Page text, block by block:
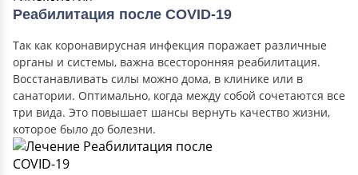
Реабилитация после COVID-19
Так как коронавирусная инфекция поражает различные
органы и системы, важна всесторонняя реабилитация.
Восстанавливать силы можно дома, в клинике или в
санатории. Оптимально, когда между собой сочетаются все
три вида. Это повышает шансы вернуть качество жизни,
которое было до болезни.